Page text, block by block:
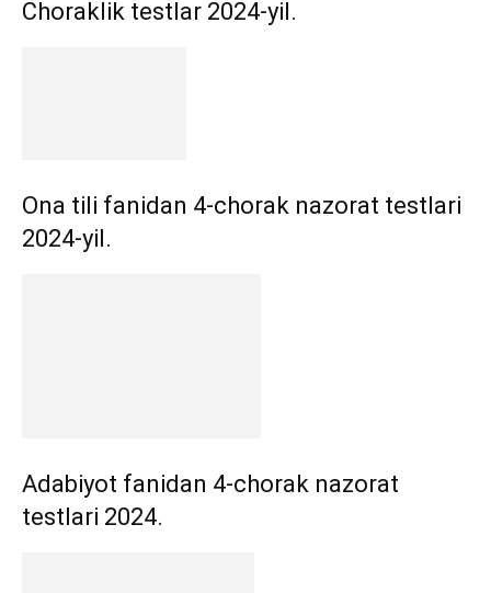
Choraklik testlar 2024-yil.
Ona tili fanidan 4-chorak nazorat testlari
2024-yil.
Adabiyot fanidan 4-chorak nazorat
testlari 2024.